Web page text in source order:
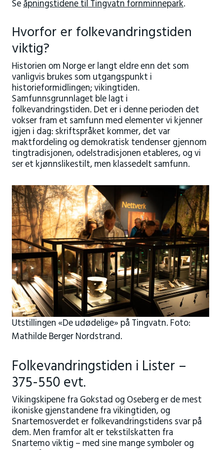
Seåpningstidene til Tingvatn fornminnepark.
Hvorfor er folkevandringstiden
viktig?
Historien om Norge er langt eldre enn det som
vanligvis brukes som utgangspunkt i
historieformidlingen; vikingtiden.
Samfunnsgrunnlaget ble lagt i
folkevandringstiden. Det er i denne perioden det
vokser fram et samfunn med elementer vi kjenner
igjen i dag: skriftspråket kommer, det var
maktfordeling og demokratisk tendenser gjennom
tingtradisjonen, odelstradisjonen etableres, og vi
ser et kjønnslikestilt, men klassedelt samfunn.
Utstillingen «De udødelige» på Tingvatn. Foto:
Mathilde Berger Nordstrand.
Folkevandringstiden i Lister –
375-550 evt.
Vikingskipene fra Gokstad og Oseberg er de mest
ikoniske gjenstandene fra vikingtiden, og
Snartemosverdet er folkevandringstidens svar på
dem. Men framfor alt er tekstilskatten fra
Snartemo viktig – med sine mange symboler og